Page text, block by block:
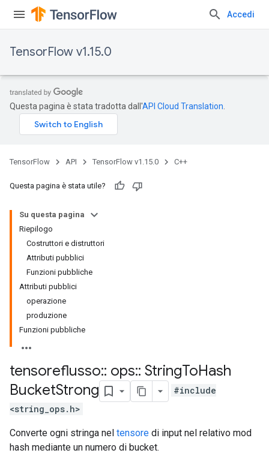
Accedi
TensorFlow v1.15.0
Questa pagina è stata tradotta dall'API Cloud Translation
TensorFlow API TensorFlow v1.15.0 C++
Questa pagina è stata utile?
Su questa pagina
Riepilogo
Costruttori e distruttori
Attributi pubblici
Funzioni pubbliche
Attributi pubblici
operazione
produzione
Funzioni pubbliche
tensoreflusso:: ops:: StringToHash
BucketStrong
#include
<string_ops.h>
Converte ogni stringa nel tensore di input nel relativo mod
hash mediante un numero di bucket.